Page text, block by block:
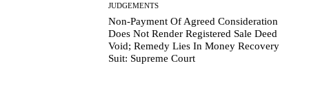
JUDGEMENTS
Non-Payment Of Agreed Consideration
Does Not Render Registered Sale Deed
Void; Remedy Lies In Money Recovery
Suit: Supreme Court